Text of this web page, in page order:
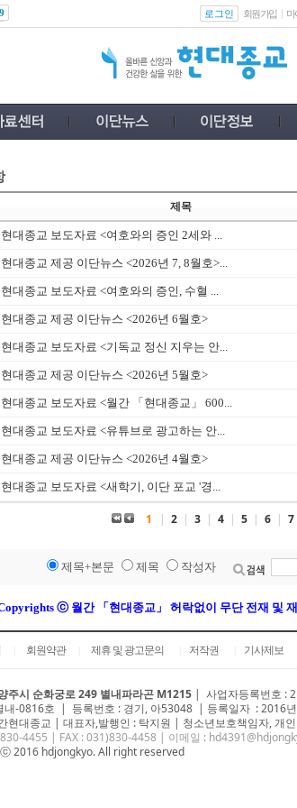
로그인 회원가입 마
제목
현대종교 보도자료 <여호와의 증인 2세와 ...
현대종교 제공 이단뉴스 <2026년 7, 8월호>...
현대종교 보도자료 <여호와의 증인, 수혈 ...
현대종교 제공 이단뉴스 <2026년 6월호>
현대종교 보도자료 <기독교 정신 지우는 안...
현대종교 제공 이단뉴스 <2026년 5월호>
현대종교 보도자료 <월간 「현대종교」 600...
현대종교 보도자료 <유튜브로 광고하는 안...
현대종교 제공 이단뉴스 <2026년 4월호>
현대종교 보도자료 <새학기, 이단 포교 '경...
1 | 2 | 3 | 4 | 5 | 6 | 7
제목+본문 제목 작성자
ⓒ 월간 「현대종교」 허락없이 무단 전재 및
회원약관 제휴 및 광고문의 저작권 기사제보
주시 순화궁로 249 별내파라곤 M1215 | 사업자등록번호 :
내-0816호 | 등록번호 : 경기, 아53048 | 등록일자 : 2016
현대종교 | 대표자,발행인 : 탁지원 | 청소년보호책임자, 개
830-4455 | FAX : 031)830-4458 | 이메일 :
2016 hdjongkyo. All right reserved